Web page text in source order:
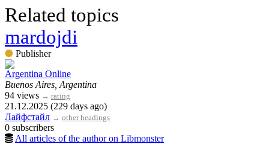
Related topics
mardojdi
Publisher
Argentina Online
Buenos Aires, Argentina
94 views → rating
21.12.2025 (229 days ago)
Лайфстайл → other headings
0 subscribers
All articles of the author on Libmonster